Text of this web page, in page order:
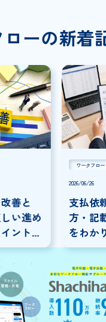
ローの新着
善と
い進め
ントを
ワークフロー
2026/06/26
支払依
方・記
をわか